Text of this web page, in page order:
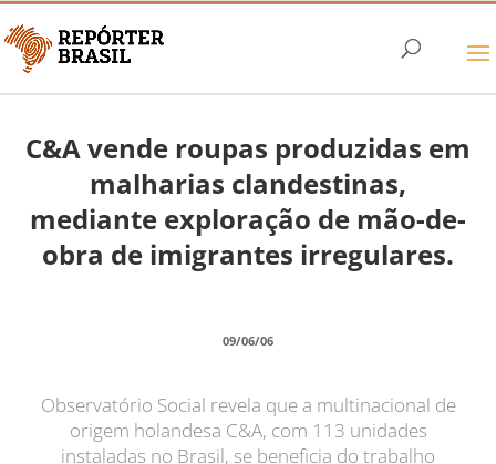
C&A vende roupas produzidas em
malharias clandestinas,
mediante exploração de mão-de-
obra de imigrantes irregulares.
09/06/06
Observatório Social revela que a multinacional de
origem holandesa C&A, com 113 unidades
instaladas no Brasil, se beneficia do trabalho